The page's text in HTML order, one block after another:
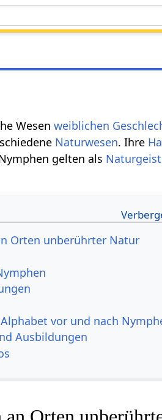
Wesenweiblichen
Naturwesen. Ihre
gelten als
Orten unberührter Natur
vor und nach
Ausbildungen